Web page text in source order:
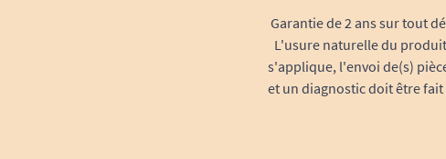
Garantie de 2 ans sur tout
L'usure naturelle du
s'applique, l'envoi de(s)
et un diagnostic doit être